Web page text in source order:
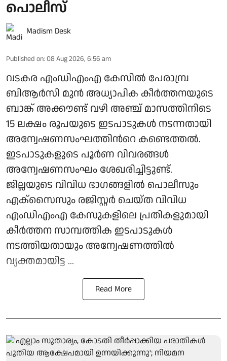
പൊലീസ്
Madism Desk
Published on: 08 Aug 2026, 6:56 am
വടകര എംഡിഎംഎ കേസിൽ പേരാമ്പ്ര
ബിആർസി മുൻ അധ്യാപിക കീർത്തനയുടെ
ബാങ്ക് അക്കൗണ്ട് വഴി അഞ്ച് മാസത്തിനിടെ
15 ലക്ഷം രൂപയുടെ ഇടപാടുകൾ നടന്നതായി
അന്വേഷണസംഘത്തിന്‍റെ കണ്ടെത്തല്‍.
ഇടപാടുകളുടെ പൂർണ വിവരങ്ങൾ
അന്വേഷണസംഘം ശേഖരിച്ചിട്ടുണ്ട്.
ജില്ലയുടെ വിവിധ ഭാഗങ്ങളിൽ പൊലീസും
എക്‌സൈസും രജിസ്റ്റർ ചെയ്ത വിവിധ
എംഡിഎംഎ കേസുകളിലെ പ്രതികളുമായി
കീർത്തന സാമ്പത്തിക ഇടപാടുകൾ
നടത്തിയതായും അന്വേഷണത്തിൽ
വ്യക്തമായിട്ട ...
Read More